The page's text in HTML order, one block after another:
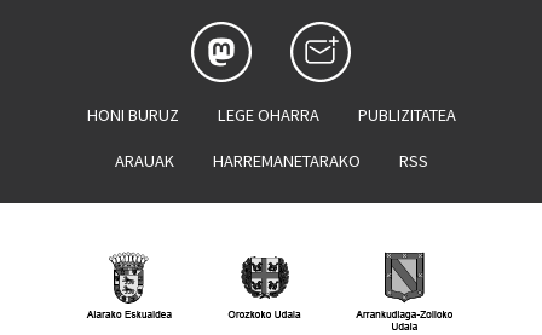
HONI BURUZ LEGE OHARRA PUBLIZITATEA
ARAUAK HARREMANETARAKO RSS